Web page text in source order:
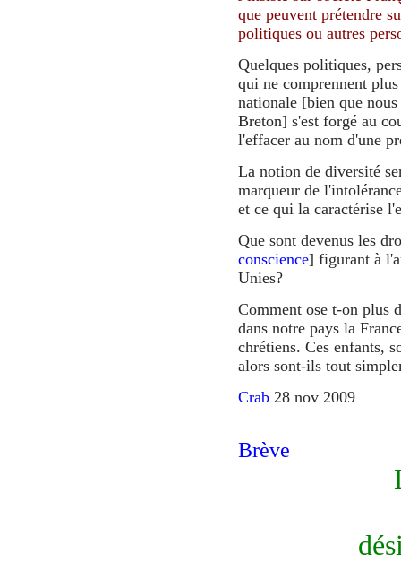
que peuvent prétendre
politiques ou autres
Quelques politiques,
qui ne comprennent
nationale [bien que
Breton] s'est forgé au
l'effacer au nom d'une
La notion de diversité
marqueur de
et ce qui la caractérise
Que sont devenus les
conscience] figurant à
Unies?
Comment ose t-on plus
dans notre pays la
chrétiens. Ces enfants,
alors sont-ils tout
Crab 28 nov 2009
Brève